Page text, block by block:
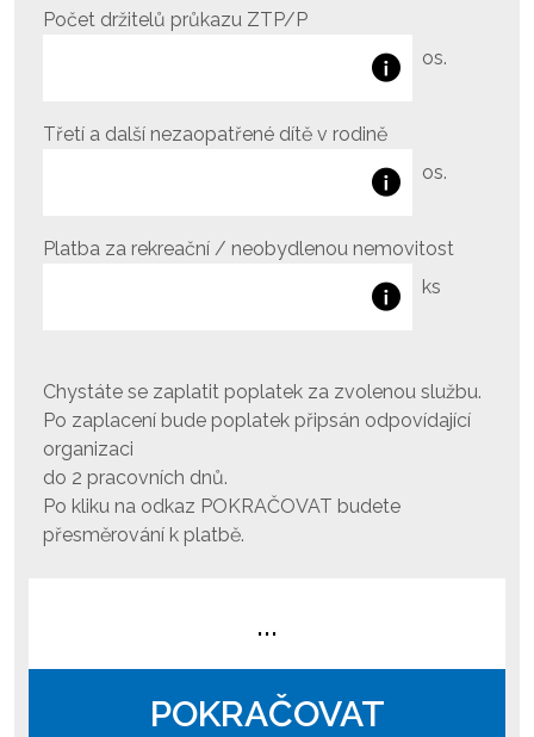
Počet držitelů průkazu ZTP/P
os.
Třetí a další nezaopatřené dítě v rodině
os.
Platba za rekreační / neobydlenou nemovitost
ks
Chystáte se zaplatit poplatek za zvolenou službu.
Po zaplacení bude poplatek připsán odpovídající
organizaci
do 2 pracovních dnů.
Po kliku na odkaz POKRAČOVAT budete
přesměrování k platbě.
...
POKRAČOVAT